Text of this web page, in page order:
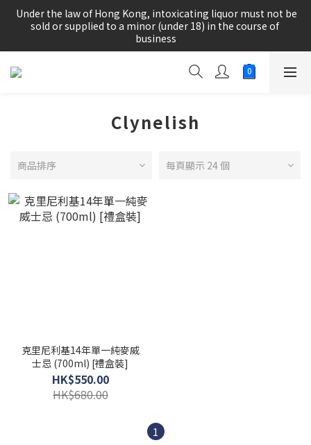
根據香港法律，不得在業務過程中，向未成年人(18歲以下人士)售
賣或供應令人醺醉的酒類。
sold or supplied to a minor (under 18) in the course of
business
根據香港法律，不得在業務過程中，向未成年人(18歲以下人士)售
Clynelish
商品排序 每頁顯示 24 個
克里尼利基14年單一純麥威
士忌 (700ml) [禮盒裝]
HK$550.00
HK$680.00
1